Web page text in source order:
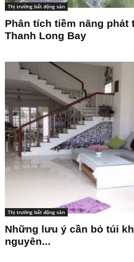
Thị trường bất động sản
Phân tích tiềm năng phát
Thanh Long Bay
Thị trường bất động sản
Những lưu ý cần bỏ túi
nguyên...